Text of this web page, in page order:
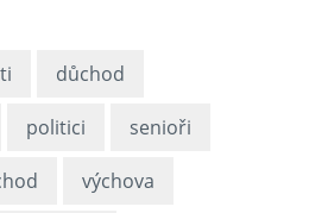
důchod
politici senioři
výchova